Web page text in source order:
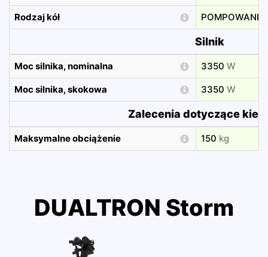
Rodzaj kół POMPOWANE
Silnik
Moc silnika, nominalna 3350 W
Moc silnika, skokowa 3350 W
Zalecenia dotyczące
Maksymalne obciążenie 150 kg
DUALTRON Storm